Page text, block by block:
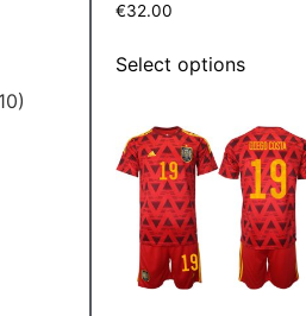
€32.00
Select options